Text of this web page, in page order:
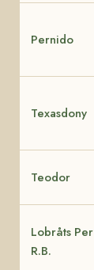
Pernido
Texasdony
Teodor
Lobråts Per
R.B.